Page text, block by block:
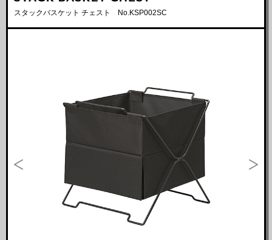
スタックバスケット チェスト No.KSP002SC